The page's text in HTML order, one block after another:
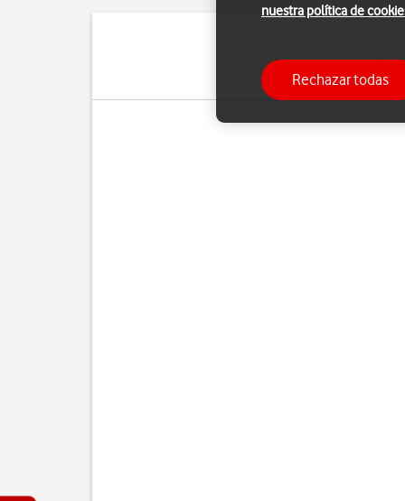
Cuando la marcación
de
nuestra política de
Rechazar todas